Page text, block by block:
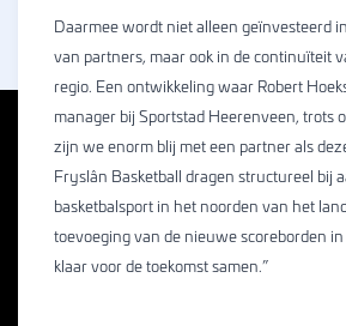
Daarmee wordt niet alleen geïnvesteerd
van partners, maar ook in de continuïteit
regio. Een ontwikkeling waar Robert
manager bij Sportstad Heerenveen, trots
zijn we enorm blij met een partner als
Fryslân Basketball dragen structureel bij
basketbalsport in het noorden van het
toevoeging van de nieuwe scoreborden
klaar voor de toekomst samen.”